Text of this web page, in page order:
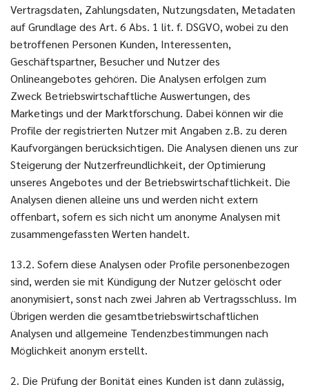
Vertragsdaten, Zahlungsdaten, Nutzungsdaten, Metadaten
auf Grundlage des Art. 6 Abs. 1 lit. f. DSGVO, wobei zu den
betroffenen Personen Kunden, Interessenten,
Geschäftspartner, Besucher und Nutzer des
Onlineangebotes gehören. Die Analysen erfolgen zum
Zweck Betriebswirtschaftliche Auswertungen, des
Marketings und der Marktforschung. Dabei können wir die
Profile der registrierten Nutzer mit Angaben z.B. zu deren
Kaufvorgängen berücksichtigen. Die Analysen dienen uns zur
Steigerung der Nutzerfreundlichkeit, der Optimierung
unseres Angebotes und der Betriebswirtschaftlichkeit. Die
Analysen dienen alleine uns und werden nicht extern
offenbart, sofern es sich nicht um anonyme Analysen mit
zusammengefassten Werten handelt.
13.2. Sofern diese Analysen oder Profile personenbezogen
sind, werden sie mit Kündigung der Nutzer gelöscht oder
anonymisiert, sonst nach zwei Jahren ab Vertragsschluss. Im
Übrigen werden die gesamtbetriebswirtschaftlichen
Analysen und allgemeine Tendenzbestimmungen nach
Möglichkeit anonym erstellt.
2. Die Prüfung der Bonität eines Kunden ist dann zulässig,